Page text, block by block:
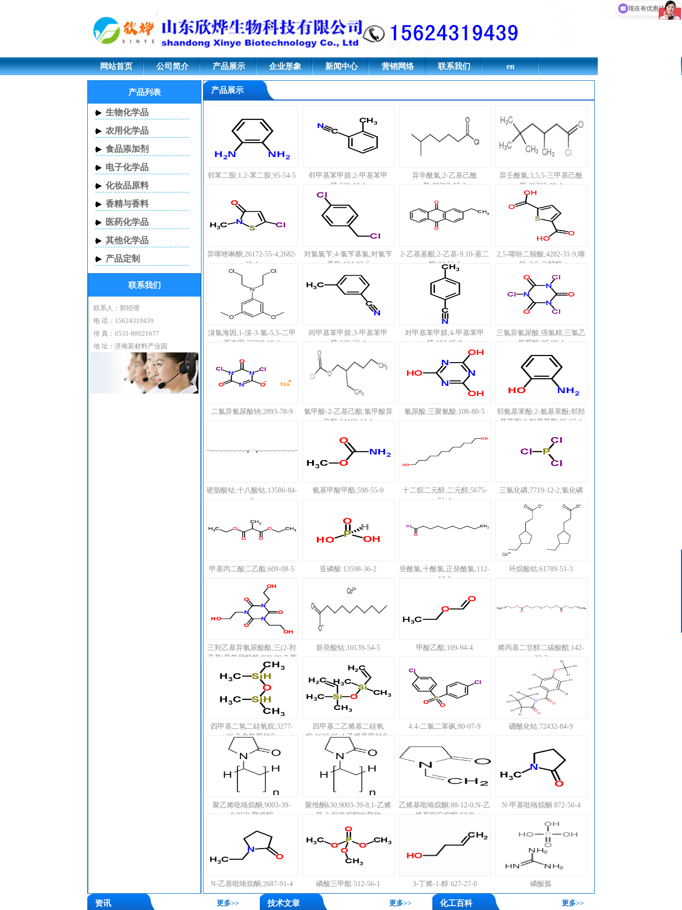
N-乙烯基吡咯烷酮,聚维酮k30;聚乙烯吡咯烷酮,对苯二酚,乙醇钠,丁酰肼
原药,固体甲醇钠
网站首页 公司简介 产品展示 企业形象 新闻中心 营销网络 联系我们 en
产品列表
生物化学品
农用化学品
食品添加剂
电子化学品
化妆品原料
香精与香料
医药化学品
其他化学品
产品定制
联系我们
联系人：郭经理
电 话：15624319439
传 真：0531-88021677
地 址：济南新材料产业园
产品展示
邻苯二胺;1,2-苯二胺;95-54-5
邻甲基苯甲腈;2-甲基苯甲
腈;529-19-1
异辛酰氯;2-乙基己酰
氯;70767-37-2
异壬酰氯;3,5,5-三甲基己酰
氯;36727-29-4
异噻唑啉酮;26172-55-4;2682-
20-4
对氯氯苄;4-氯苄基氯;对氯苄
基氯;104-83-6
2-乙基蒽醌;2-乙基-9,10-蒽二
酮;84-51-5
2,5-噻吩二羧酸;4282-31-9;噻
吩-2,5-二羧酸
溴氯海因;1-溴-3-氯-5,5-二甲
基海因;32718-18-6
间甲基苯甲腈;3-甲基苯甲
腈;620-22-4
对甲基苯甲腈;4-甲基苯甲
腈;104-85-8
三氯异氰尿酸;强氯精;三氯乙
氰脲酸;87-90-1
二氯异氰尿酸钠;2893-78-9
氯甲酸-2-乙基己酯;氯甲酸异
辛酯;24468-13-1
氰尿酸;三聚氰酸;108-80-5
邻氨基苯酚;2-氨基苯酚;邻羟
基苯胺;2-羟基苯胺;95-55-6
硬脂酸钴;十八酸钴;13586-84-
0
氨基甲酸甲酯;598-55-0
十二烷二元醇;二元醇;5675-
51-4
三氯化磷;7719-12-2;氯化磷
甲基丙二酸二乙酯;609-08-5 亚磷酸:13598-36-2
癸酰氯;十酰氯;正癸酰氯;112-
13-0
环烷酸钴;61789-51-3
三羟乙基异氰尿酸酯;三(2-羟
乙基)异氰尿酸酯;839-90-7;赛
新癸酸钴;10139-54-5 甲酸乙酯;109-94-4
烯丙基二甘醇二碳酸酯;142-
22-3
四甲基二氢二硅氧烷;3277-
26-7;含氢双封头
四甲基二乙烯基二硅氧
烷;2627-95-4;乙烯基双封头;
4.4-二氯二苯砜;80-07-9 硼酰化钴:72432-84-9
聚乙烯吡咯烷酮;9003-39-
8;PVP;聚维酮
聚维酮k30;9003-39-8;1-乙烯
基-2-吡咯烷酮均聚物
乙烯基吡咯烷酮;88-12-0;N-乙
烯基吡啶烷酮;NVP
N-甲基吡咯烷酮 872-50-4
N-乙基吡咯烷酮;2687-91-4 磷酸三甲酯 512-56-1 3-丁烯-1-醇 627-27-0 磷酸胍
资讯 更多>> 技术文章 更多>> 化工百科 更多>>
现在有优惠活动吗